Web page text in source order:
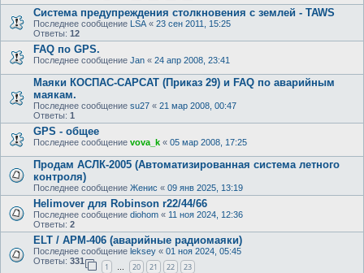
Система предупреждения столкновения с землей - TAWS
Последнее сообщение LSA « 23 сен 2011, 15:25
Ответы: 12
FAQ по GPS.
Последнее сообщение Jan « 24 апр 2008, 23:41
Маяки КОСПАС-САРСАТ (Приказ 29) и FAQ по аварийным
маякам.
Последнее сообщение su27 « 21 мар 2008, 00:47
Ответы: 1
GPS - общее
Последнее сообщение vova_k « 05 мар 2008, 17:25
Продам АСЛК-2005 (Автоматизированная система летного
контроля)
Последнее сообщение Женис « 09 янв 2025, 13:19
Helimover для Robinson r22/44/66
Последнее сообщение diohom « 11 ноя 2024, 12:36
Ответы: 2
ELT / АРМ-406 (аварийные радиомаяки)
Последнее сообщение leksey « 01 ноя 2024, 05:45
Ответы: 331
1 … 20 21 22 23